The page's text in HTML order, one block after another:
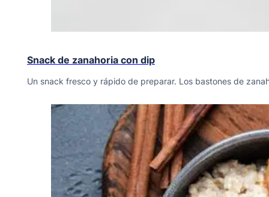
Snack de zanahoria con dip
Un snack fresco y rápido de preparar. Los bastones de